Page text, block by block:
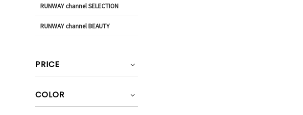
RUNWAY channel SELECTION
RUNWAY channel BEAUTY
PRICE
COLOR